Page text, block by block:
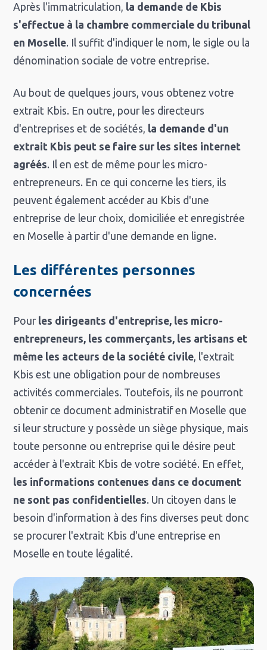
Après l'immatriculation,
la demande de Kbis
s'effectue à la chambre commerciale du tribunal
en Moselle. Il suffit d'indiquer le nom, le sigle ou la
dénomination sociale de votre entreprise.
Au bout de quelques jours, vous obtenez votre
extrait Kbis. En outre, pour les directeurs
d'entreprises et de sociétés,
la demande d'un
extrait Kbis peut se faire sur les sites internet
agréés. Il en est de même pour les micro-
entrepreneurs. En ce qui concerne les tiers, ils
peuvent également accéder au Kbis d'une
entreprise de leur choix, domiciliée et enregistrée
en Moselle à partir d'une demande en ligne.
Les différentes personnes
concernées
Pour les dirigeants d'entreprise, les micro-
entrepreneurs, les commerçants, les artisans et
même les acteurs de la société civile , l'extrait
Kbis est une obligation pour de nombreuses
activités commerciales. Toutefois, ils ne pourront
obtenir ce document administratif en Moselle que
si leur structure y possède un siège physique, mais
toute personne ou entreprise qui le désire peut
accéder à l'extrait Kbis de votre société. En effet,
les informations contenues dans ce document
ne sont pas confidentielles. Un citoyen dans le
besoin d'information à des fins diverses peut donc
se procurer l'extrait Kbis d'une entreprise en
Moselle en toute légalité.